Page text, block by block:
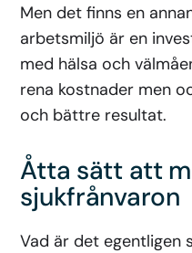
Men det finns en
arbetsmiljö är en
med hälsa och
rena kostnader men
och bättre resultat.
Åtta sätt att
sjukfrånvaron
Vad är det